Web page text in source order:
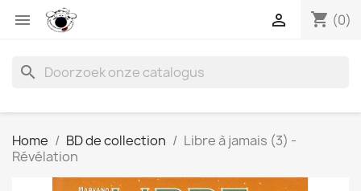
 shopping_cart (0)

search
Home BD de collection
Libre à jamais (3) -
Révélation